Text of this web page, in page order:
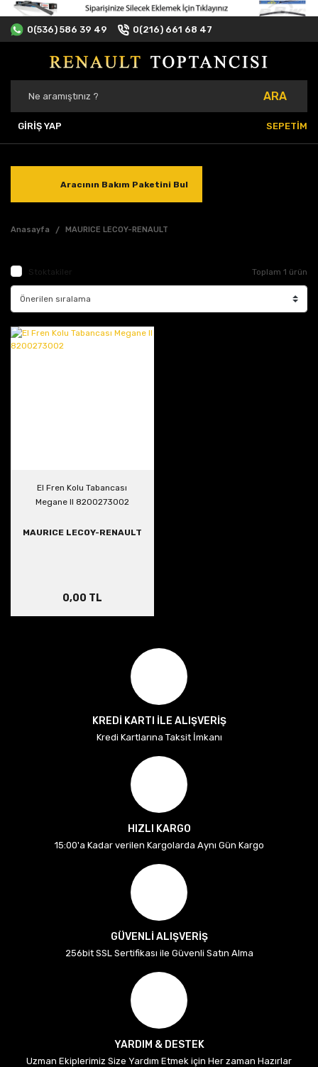
0(536) 586 39 49 0(216) 661 68 47
ARA
GİRİŞ YAP SEPETİM
Aracının Bakım Paketini Bul
Anasayfa MAURICE LECOY-RENAULT
Stoktakiler Toplam 1 ürün
El Fren Kolu Tabancası
Megane II 8200273002
MAURICE LECOY-RENAULT
0,00 TL
KREDİ KARTI İLE ALIŞVERİŞ
Kredi Kartlarına Taksit İmkanı
HIZLI KARGO
15:00'a Kadar verilen Kargolarda Aynı Gün Kargo
GÜVENLİ ALIŞVERİŞ
256bit SSL Sertifikası ile Güvenli Satın Alma
YARDIM & DESTEK
Uzman Ekiplerimiz Size Yardım Etmek için Her zaman Hazırlar